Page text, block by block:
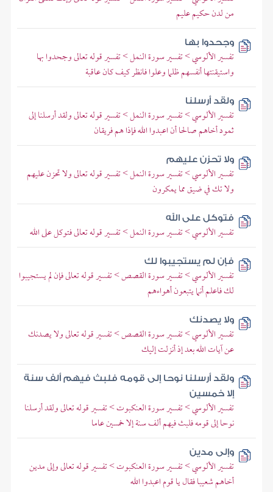
من لدن حكيم عليم
وجحدوا بها
تفسير الألوسي > تفسير سورة النمل > تفسير قوله تعالى وجحدوا بها
واستيقنتها أنفسهم ظلما وعلوا فانظر كيف كان عاقبة
ولقد أرسلنا
تفسير الألوسي > تفسير سورة النمل > تفسير قوله تعالى ولقد أرسلنا إلى
ثمود أخاهم صالحا أن اعبدوا الله فإذا هم فريقان
ولا تحزن عليهم
تفسير الألوسي > تفسير سورة النمل > تفسير قوله تعالى ولا تحزن عليهم
ولا تك في ضيق مما يمكرون
فتوكل على الله
تفسير الألوسي > تفسير سورة النمل > تفسير قوله تعالى فتوكل على الله
فإن لم يستجيبوا لك
تفسير الألوسي > تفسير سورة القصص > تفسير قوله تعالى فإن لم يستجيبوا
لك فاعلم أنما يتبعون أهواءهم
ولا يصدنك
تفسير الألوسي > تفسير سورة القصص > تفسير قوله تعالى ولا يصدنك
عن آيات الله بعد إذ أنزلت إليك
ولقد أرسلنا نوحا إلى قومه فلبث فيهم ألف سنة
إلا خمسين
تفسير الألوسي > تفسير سورة العنكبوت > تفسير قوله تعالى ولقد أرسلنا
نوحا إلى قومه فلبث فيهم ألف سنة إلا خمسين عاما
وإلى مدين
تفسير الألوسي > تفسير سورة العنكبوت > تفسير قوله تعالى وإلى مدين
أخاهم شعيبا فقال يا قوم اعبدوا الله